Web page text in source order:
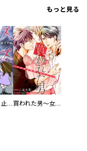
もっと見る
満タサレズ、止メラレズ 買われた男～女性限定快感セラピスト～【描き下ろしおまけ付き特装版】